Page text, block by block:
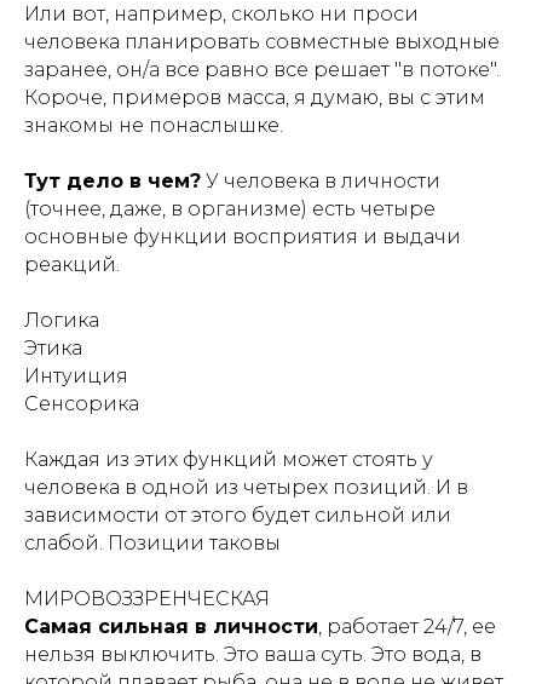
Или вот, например, сколько ни проси
человека планировать совместные выходные
заранее, он/а все равно все решает "в потоке".
Короче, примеров масса, я думаю, вы с этим
знакомы не понаслышке.
Тут дело в чем? У человека в личности
(точнее, даже, в организме) есть четыре
основные функции восприятия и выдачи
реакций.
Логика
Этика
Интуиция
Сенсорика
Каждая из этих функций может стоять у
человека в одной из четырех позиций. И в
зависимости от этого будет сильной или
слабой. Позиции таковы
МИРОВОЗЗРЕНЧЕСКАЯ
Самая сильная в личности , работает 24/7, ее
нельзя выключить. Это ваша суть. Это вода, в